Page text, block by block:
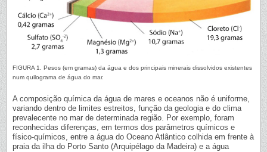
FIGURA 1. Pesos (em gramas) da água e dos principais minerais dissolvidos existentes
num quilograma de água do mar.
A composição química da água de mares e oceanos não é uniforme,
variando dentro de limites estreitos, função da geologia e do clima
prevalecente no mar de determinada região. Por exemplo, foram
reconhecidas diferenças, em termos dos parâmetros químicos e
físico-químicos, entre a água do Oceano Atlântico colhida em frente à
praia da ilha do Porto Santo (Arquipélago da Madeira) e a água